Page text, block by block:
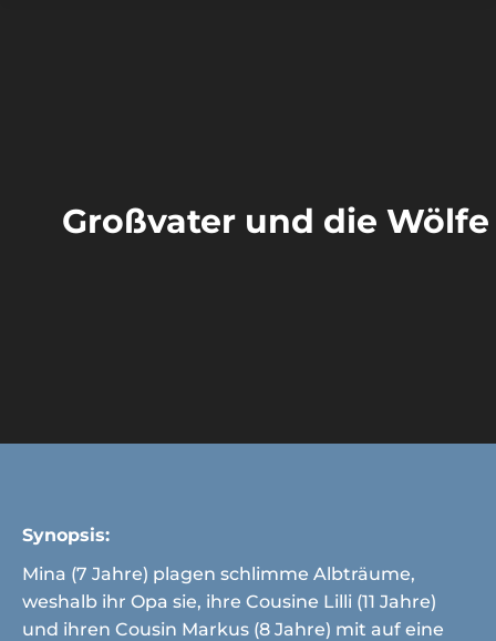
Großvater und die Wölfe
Synopsis:
Mina (7 Jahre) plagen schlimme Albträume,
weshalb ihr Opa sie, ihre Cousine Lilli (11 Jahre)
und ihren Cousin Markus (8 Jahre) mit auf eine